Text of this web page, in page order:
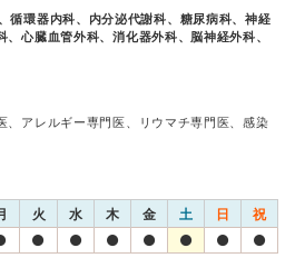
循環器内科、内分泌代謝科、糖尿病科、神経
心臓血管外科、消化器外科、脳神経外科、
、アレルギー専門医、リウマチ専門医、感染
火 水 木 金 土 日 祝